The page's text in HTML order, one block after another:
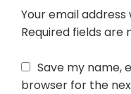
Your email
Required fields are
Save my name,
browser for the